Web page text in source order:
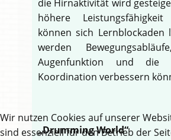
die Hirnaktivität wird
höhere
können sich Lernblockaden
werden
Augenfunktion und die
Koordination verbessern
„Drumming World“
Wir nutzen Cookies auf unserer
sind essenziell für den Betrieb der